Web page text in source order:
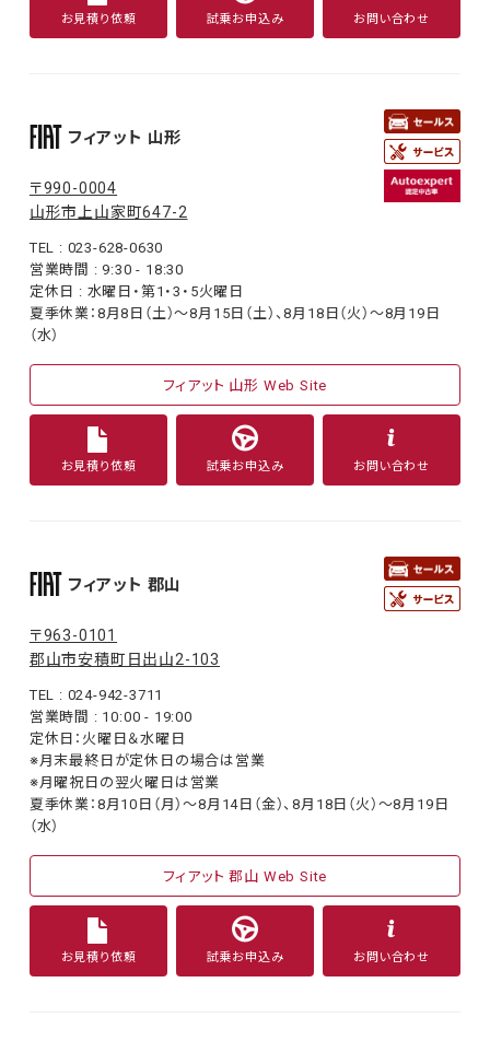
お見積り依頼 試乗お申込み お問い合わせ
フィアット 山形
〒990-0004
山形市上山家町647-2
TEL : 023-628-0630
営業時間 : 9:30 - 18:30
定休日 : 水曜日・第1・3・5火曜日
夏季休業：8月8日（土）〜8月15日（土）、8月18日（火）〜8月19日
（水）
フィアット 山形 Web Site
お見積り依頼 試乗お申込み お問い合わせ
フィアット 郡山
〒963-0101
郡山市安積町日出山2-103
TEL : 024-942-3711
営業時間 : 10:00 - 19:00
定休日：火曜日＆水曜日
※月末最終日が定休日の場合は営業
※月曜祝日の翌火曜日は営業
夏季休業：8月10日（月）〜8月14日（金）、8月18日（火）〜8月19日
（水）
フィアット 郡山 Web Site
お見積り依頼 試乗お申込み お問い合わせ